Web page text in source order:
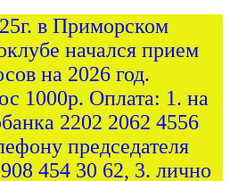
в Приморском
начался прием
на 2026 год.
1000р. Оплата: 1. на
2202 2062 4556
председателя
454 30 62, 3. лично